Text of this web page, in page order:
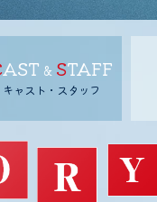
CAST & STAFF
キャスト・スタッフ